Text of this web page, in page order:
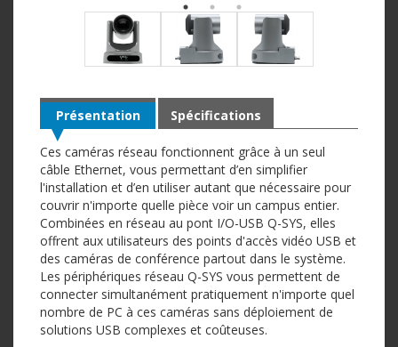
Présentation
Ces caméras réseau fonctionnent grâce à un seul
câble Ethernet, vous permettant d’en simplifier
l'installation et d’en utiliser autant que nécessaire pour
couvrir n'importe quelle pièce voir un campus entier.
Combinées en réseau au pont I/O-USB Q-SYS, elles
offrent aux utilisateurs des points d'accès vidéo USB et
des caméras de conférence partout dans le système.
Les périphériques réseau Q-SYS vous permettent de
connecter simultanément pratiquement n'importe quel
nombre de PC à ces caméras sans déploiement de
solutions USB complexes et coûteuses.
Spécifications